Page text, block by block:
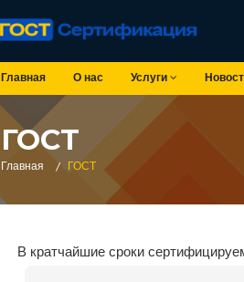
Главная О нас Услуги
ГОСТ
Главная / ГОСТ
В кратчайшие сроки